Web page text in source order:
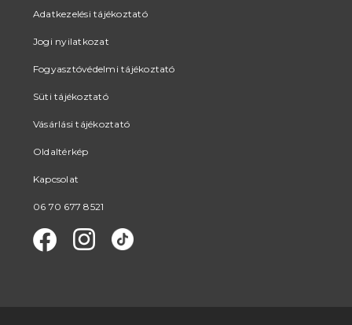
Adatkezelési tájékoztató
Jogi nyilatkozat
Fogyasztóvédelmi tájékoztató
Süti tájékoztató
Vásárlási tájékoztató
Oldaltérkép
Kapcsolat
06 70 677 8521